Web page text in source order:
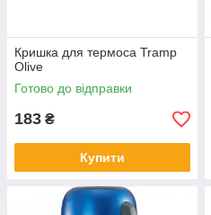
Кришка для термоса Tramp
Olive
Готово до відправки
183 ₴
Купити